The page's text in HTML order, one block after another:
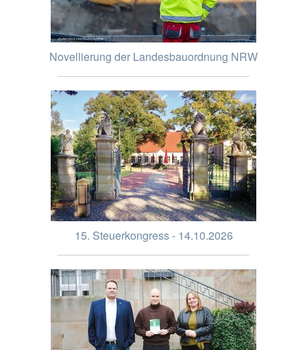
Novellierung der Landesbauordnung NRW
15. Steuerkongress - 14.10.2026